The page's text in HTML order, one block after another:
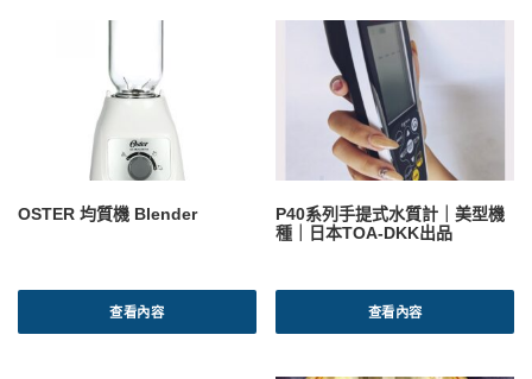
OSTER 均質機 Blender
查看內容
P40系列手提式水質計｜美型機
種｜日本TOA-DKK出品
查看內容